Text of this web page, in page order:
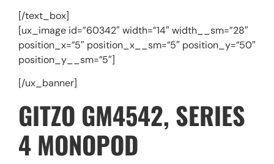
[/text_box]
[ux_image id=”60342″ width=”14″ width__sm=”28″
position_x=”5″ position_x__sm=”5″ position_y=”50″
position_y__sm=”5″]
[/ux_banner]
GITZO GM4542, SERIES
4 MONOPOD